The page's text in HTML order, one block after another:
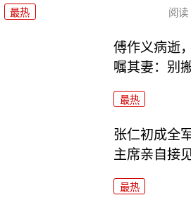
最热 阅读
傅作义病逝
嘱其妻：别
最热
张仁初成全
主席亲自接
最热